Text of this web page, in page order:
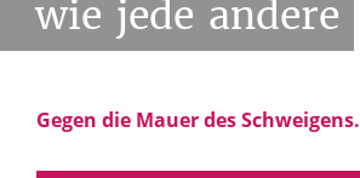
wie jede andere
Gegen die Mauer des Schweigens.